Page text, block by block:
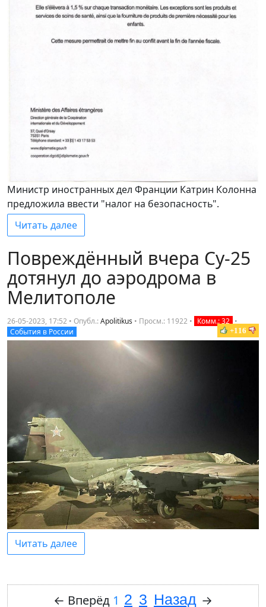
Министр иностранных дел Франции Катрин Колонна
предложила ввести "налог на безопасность".
Читать далее
Повреждённый вчера Су-25
дотянул до аэродрома в
Мелитополе
26-05-2023, 17:52 • Опубл.:Apolitikus • Просм.: 11922 • Комм.: 32 •
События в России
+116
Читать далее
← Вперёд 1 2 3 Назад →